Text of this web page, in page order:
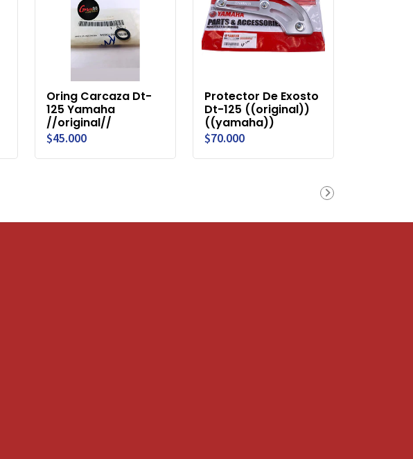
Oring Carcaza Dt-
125 Yamaha
//original//
$45.000
Protector De Exosto
Dt-125 ((original))
((yamaha))
$70.000